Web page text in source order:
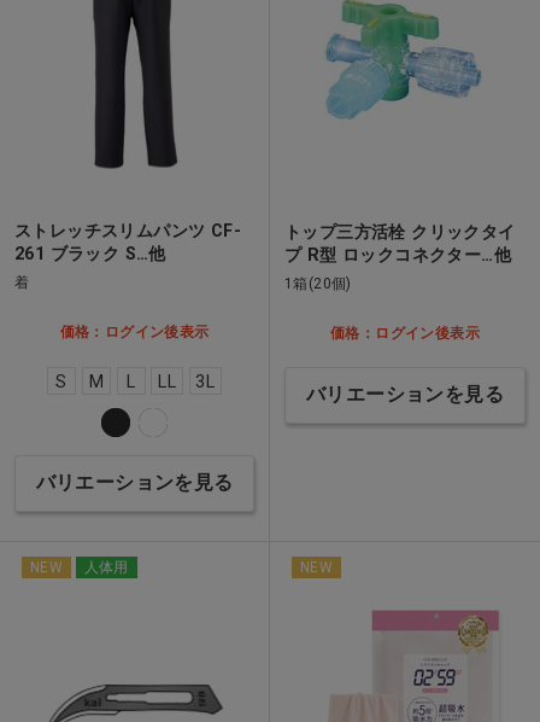
ストレッチスリムパンツ CF-
261 ブラック S…他
着
価格：ログイン後表示
S M L LL 3L
バリエーションを見る
トップ三方活栓 クリックタイ
プ R型 ロックコネクター…他
1箱(20個)
価格：ログイン後表示
バリエーションを見る
NEW 人体用 NEW